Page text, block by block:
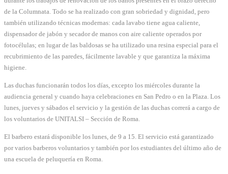
de la Columnata. Todo se ha realizado con gran sobriedad y dignidad, pero
también utilizando técnicas modernas: cada lavabo tiene agua caliente,
dispensador de jabón y secador de manos con aire caliente operados por
fotocélulas; en lugar de las baldosas se ha utilizado una resina especial para el
recubrimiento de las paredes, fácilmente lavable y que garantiza la máxima
higiene.
Las duchas funcionarán todos los días, excepto los miércoles durante la
audiencia general y cuando haya celebraciones en San Pedro o en la Plaza. Los
lunes, jueves y sábados el servicio y la gestión de las duchas correrá a cargo de
los voluntarios de UNITALSI – Sección de Roma.
El barbero estará disponible los lunes, de 9 a 15. El servicio está garantizado
por varios barberos voluntarios y también por los estudiantes del último año de
una escuela de peluquería en Roma.